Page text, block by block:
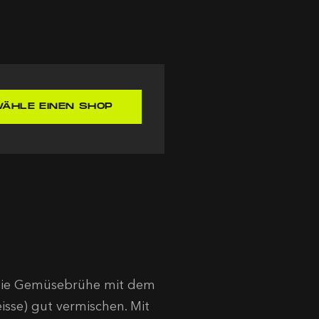
EINEN SHOP
Gemüsebrühe mit dem
gut vermischen. Mit